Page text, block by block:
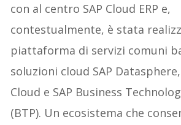
con al centro SAP Cloud ERP e,
contestualmente, è stata
piattaforma di servizi comuni
soluzioni cloud SAP
Cloud e SAP Business
(BTP). Un ecosistema che